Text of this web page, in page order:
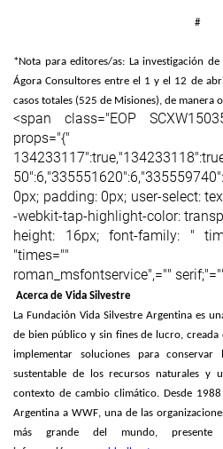
#
*Nota para editores/as: La investigación
Ágora Consultores entre el 1 y el 12 de
casos totales (525 de Misiones), de manera
<span class="EOP
props="{"
0px; padding: 0px; user-select:
-webkit-tap-highlight-color:
height: 16px; font-family: "
"times=""
roman_msfontservice",=""
Acerca de Vida Silvestre
La Fundación Vida Silvestre Argentina es
de bien público y sin fines de lucro,
implementar soluciones para
sustentable de los recursos naturales y
contexto decambio climático. Desde
Argentina a WWF, una de las
más grande del mundo,